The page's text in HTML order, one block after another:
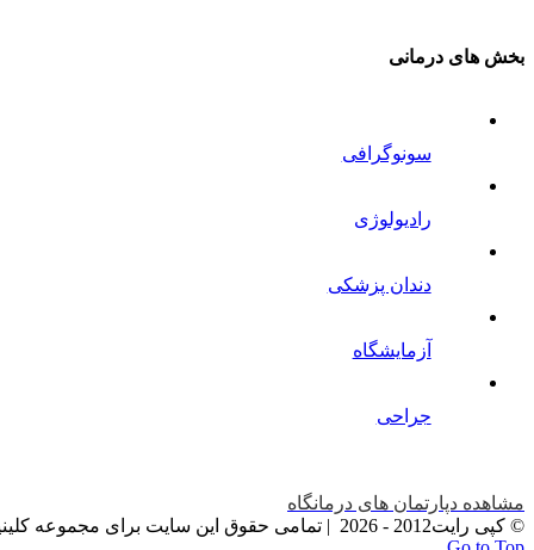
بخش های درمانی
سونوگرافی
رادیولوژی
دندان پزشکی
آزمایشگاه
جراحی
مشاهده دپارتمان های درمانگاه
© کپی رایت2012 -
2026 | تمامی حقوق این سایت برای مجموعه کلینیک دامپزشکان سبز محفوظ می باشد